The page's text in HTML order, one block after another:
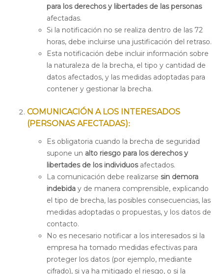
para los derechos y libertades de las personas
afectadas.
Si la notificación no se realiza dentro de las 72
horas, debe incluirse una justificación del retraso.
Esta notificación debe incluir información sobre
la naturaleza de la brecha, el tipo y cantidad de
datos afectados, y las medidas adoptadas para
contener y gestionar la brecha.
COMUNICACIÓN A LOS INTERESADOS
(PERSONAS AFECTADAS):
Es obligatoria cuando la brecha de seguridad
supone un alto riesgo para los derechos y
libertades de los individuosafectados.
La comunicación debe realizarse sin demora
indebida y de manera comprensible, explicando
el tipo de brecha, las posibles consecuencias, las
medidas adoptadas o propuestas, y los datos de
contacto.
No es necesario notificar a los interesados si la
empresa ha tomado medidas efectivas para
proteger los datos (por ejemplo, mediante
cifrado), si ya ha mitigado el riesgo, o si la